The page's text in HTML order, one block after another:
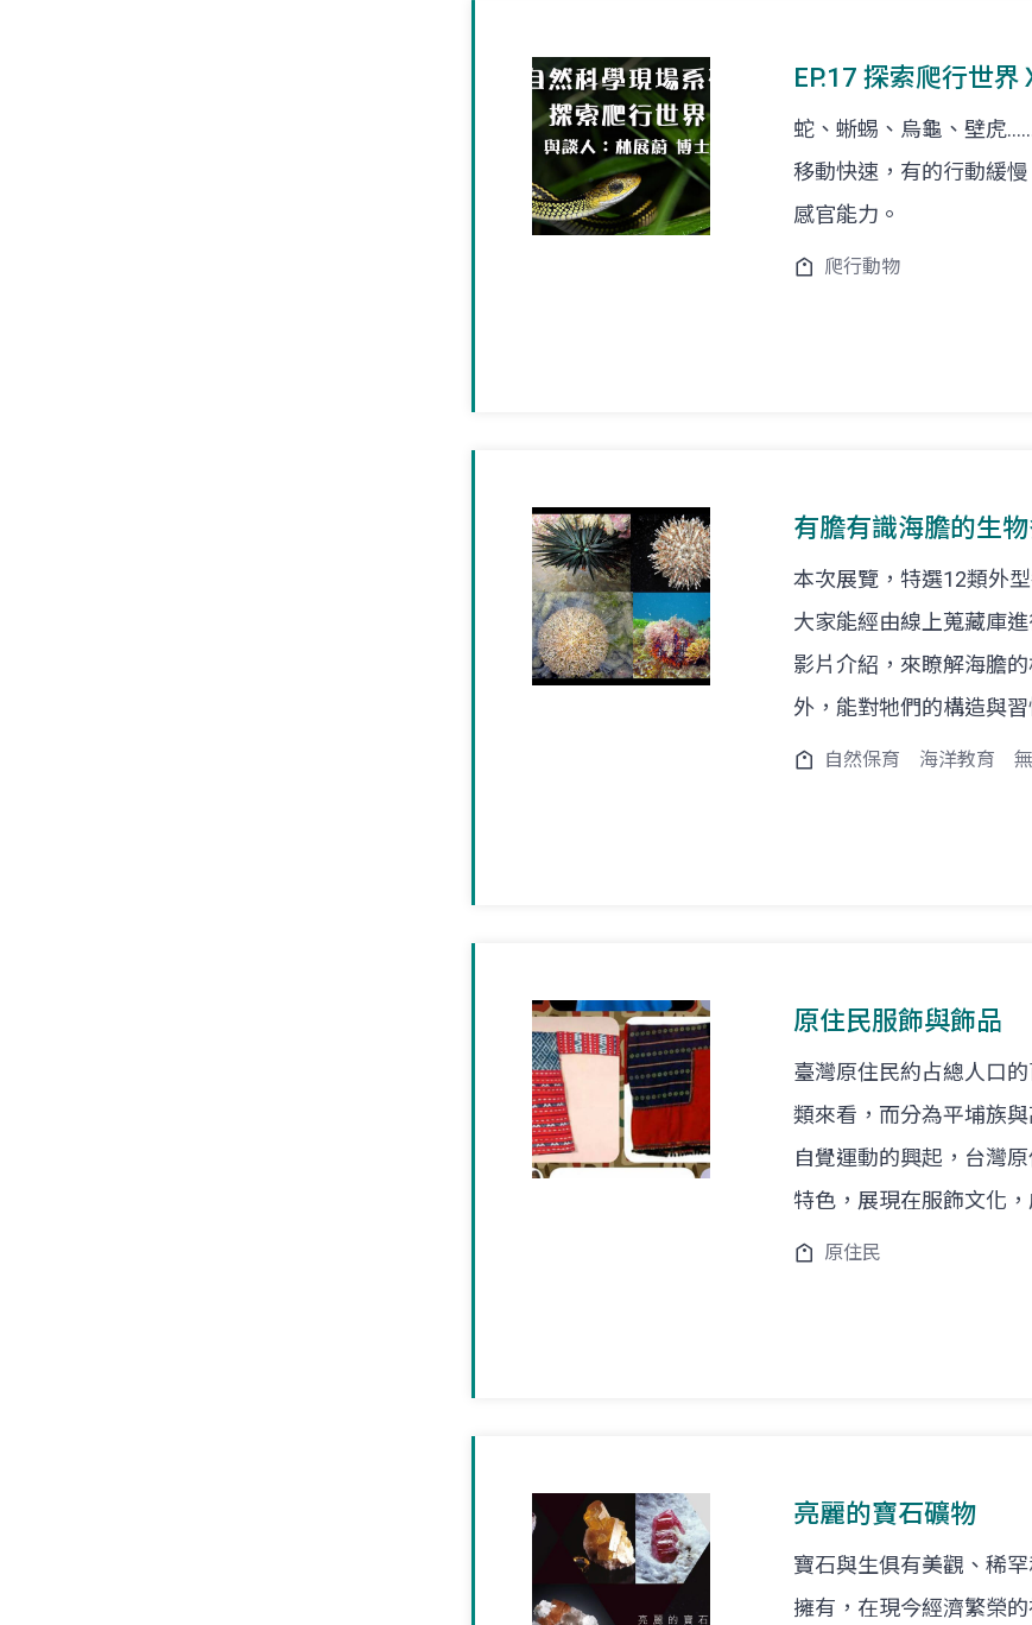
EP.17 探索爬行世界
蛇、蜥蜴、烏龜、壁虎
移動快速，有的行動緩
感官能力。
爬行動物
有膽有識海膽的生
本次展覽，特選12類外
大家能經由線上蒐藏庫
影片介紹，來瞭解海膽
外，能對牠們的構造與
自然保育 海洋教育
原住民服飾與飾品
臺灣原住民約占總人口
類來看，而分為平埔族
自覺運動的興起，台灣
特色，展現在服飾文化
原住民
亮麗的寶石礦物
寶石與生俱有美觀、稀
擁有，在現今經濟繁榮